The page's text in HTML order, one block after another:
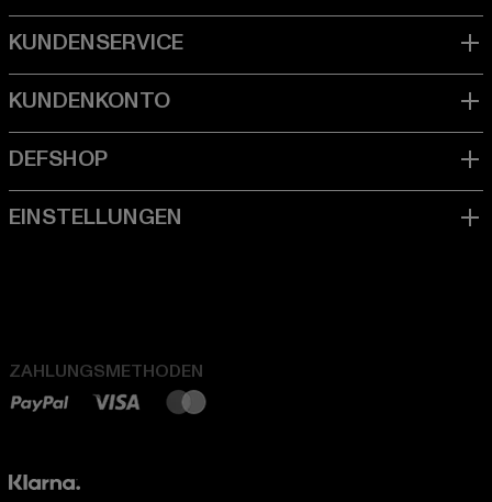
ZAHLUNGSMETHODEN